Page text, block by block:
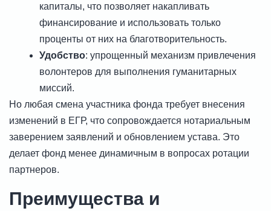
капиталы, что позволяет накапливать
финансирование и использовать только
проценты от них на благотворительность.
Удобство: упрощенный механизм привлечения
волонтеров для выполнения гуманитарных
миссий.
Но любая смена участника фонда требует внесения
изменений в ЕГР, что сопровождается нотариальным
заверением заявлений и обновлением устава. Это
делает фонд менее динамичным в вопросах ротации
партнеров.
Преимущества и